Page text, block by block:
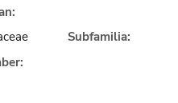
Subfamilia: